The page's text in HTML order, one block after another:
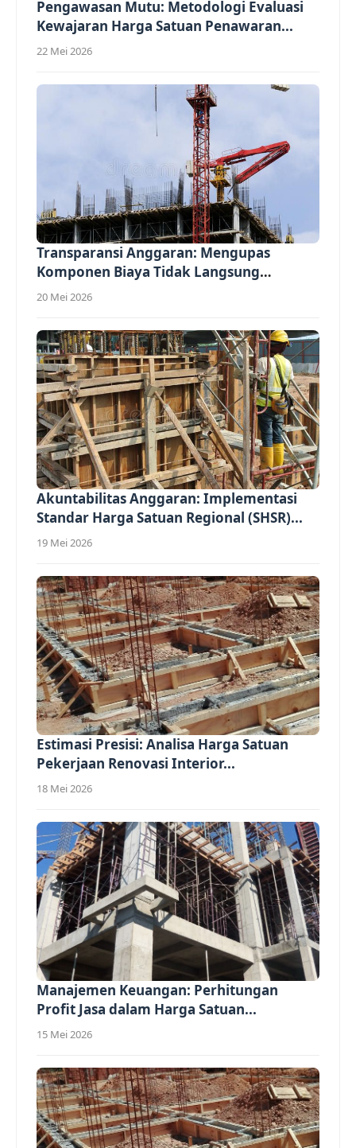
Pengawasan Mutu: Metodologi Evaluasi
Kewajaran Harga Satuan Penawaran...
22 Mei 2026
Transparansi Anggaran: Mengupas
Komponen Biaya Tidak Langsung
(Overhead)...
20 Mei 2026
Akuntabilitas Anggaran: Implementasi
Standar Harga Satuan Regional (SHSR)...
19 Mei 2026
Estimasi Presisi: Analisa Harga Satuan
Pekerjaan Renovasi Interior...
18 Mei 2026
Manajemen Keuangan: Perhitungan
Profit Jasa dalam Harga Satuan...
15 Mei 2026